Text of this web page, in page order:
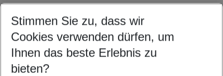
Ändern Sie Ihre Kriterien nach Ihren Wünschen
Abflughafen wählen
Beliebiger Abflughafen
Reisezeitraum wählen
10.08.26– 08.08.27 5-8 Nächte
Stimmen Sie zu, dass wir
Cookies verwenden dürfen, um
Ihnen das beste Erlebnis zu
bieten?